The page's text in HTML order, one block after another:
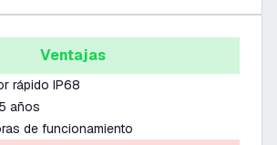
Ventajas
rápido IP68
años
de funcionamiento